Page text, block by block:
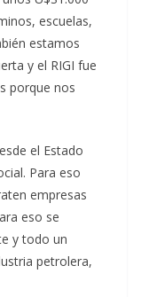
escuelas,
estamos
y el RIGI fue
porque nos
el Estado
Para eso
empresas
eso se
y todo un
petrolera,